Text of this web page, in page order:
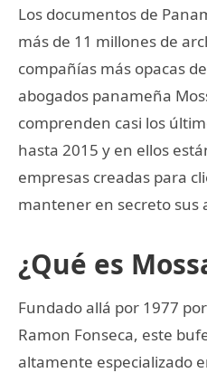
Los documentos de
más de 11 millones de
compañías más opacas
abogados panameña
comprenden casi los
hasta 2015 y en ellos
empresas creadas para
mantener en secreto sus
¿Qué es
Fundado allá por 1977
Ramon Fonseca, este
altamente especializado